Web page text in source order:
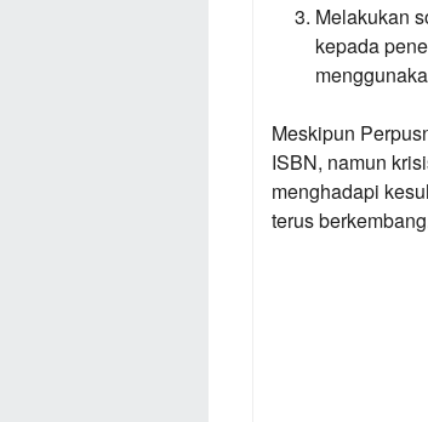
Melakukan
kepada
Meskipun
ISBN, namun
menghadapi
terus